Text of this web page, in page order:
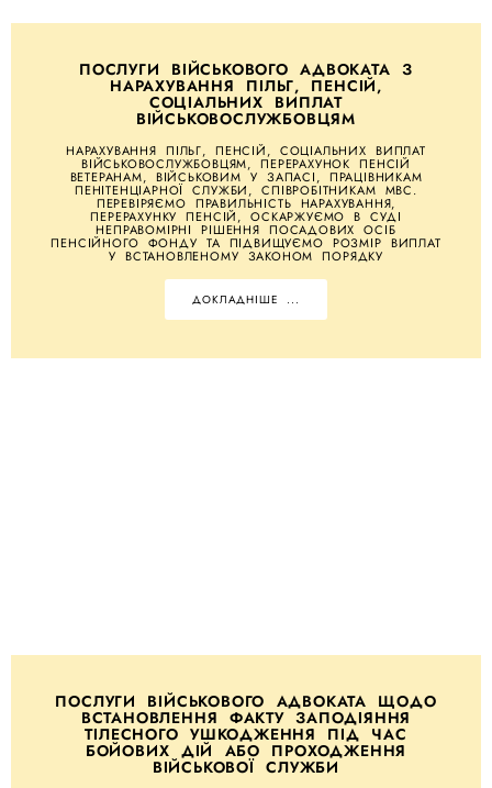
ПОСЛУГИ ВІЙСЬКОВОГО АДВОКАТА З
НАРАХУВАННЯ ПІЛЬГ, ПЕНСІЙ,
СОЦІАЛЬНИХ ВИПЛАТ
ВІЙСЬКОВОСЛУЖБОВЦЯМ
НАРАХУВАННЯ ПІЛЬГ, ПЕНСІЙ, СОЦІАЛЬНИХ ВИПЛАТ
ВІЙСЬКОВОСЛУЖБОВЦЯМ, ПЕРЕРАХУНОК ПЕНСІЙ
ВЕТЕРАНАМ, ВІЙСЬКОВИМ У ЗАПАСІ, ПРАЦІВНИКАМ
ПЕНІТЕНЦІАРНОЇ СЛУЖБИ, СПІВРОБІТНИКАМ МВС.
ПЕРЕВІРЯЄМО ПРАВИЛЬНІСТЬ НАРАХУВАННЯ,
ПЕРЕРАХУНКУ ПЕНСІЙ, ОСКАРЖУЄМО В СУДІ
НЕПРАВОМІРНІ РІШЕННЯ ПОСАДОВИХ ОСІБ
ПЕНСІЙНОГО ФОНДУ ТА ПІДВИЩУЄМО РОЗМІР ВИПЛАТ
У ВСТАНОВЛЕНОМУ ЗАКОНОМ ПОРЯДКУ
ДОКЛАДНІШЕ ...
ПОСЛУГИ ВІЙСЬКОВОГО АДВОКАТА ЩОДО
ВСТАНОВЛЕННЯ ФАКТУ ЗАПОДІЯННЯ
ТІЛЕСНОГО УШКОДЖЕННЯ ПІД ЧАС
БОЙОВИХ ДІЙ АБО ПРОХОДЖЕННЯ
ВІЙСЬКОВОЇ СЛУЖБИ